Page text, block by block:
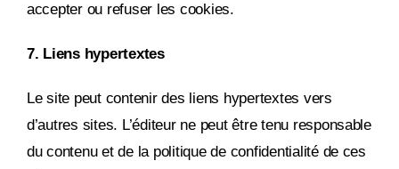
accepter ou refuser les cookies.
7. Liens hypertextes
Le site peut contenir des liens hypertextes vers
d’autres sites. L’éditeur ne peut être tenu responsable
du contenu et de la politique de confidentialité de ces